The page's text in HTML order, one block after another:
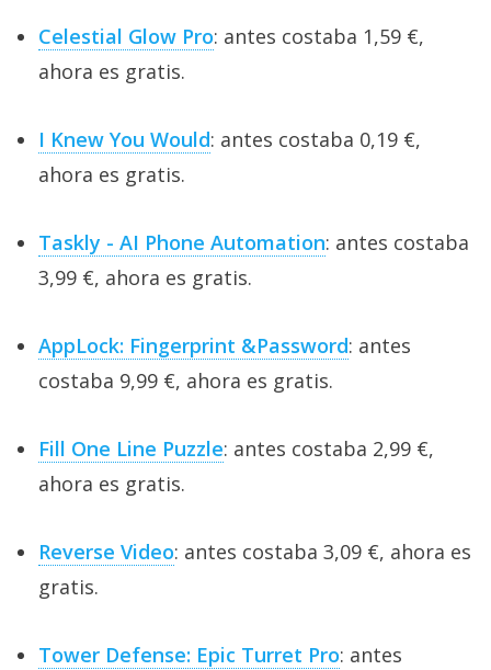
Celestial Glow Pro: antes costaba 1,59 €,
ahora es gratis.
I Knew You Would: antes costaba 0,19 €,
ahora es gratis.
Taskly - AI Phone Automation: antes costaba
3,99 €, ahora es gratis.
AppLock: Fingerprint &Password: antes
costaba 9,99 €, ahora es gratis.
Fill One Line Puzzle: antes costaba 2,99 €,
ahora es gratis.
Reverse Video: antes costaba 3,09 €, ahora es
gratis.
Tower Defense: Epic Turret Pro: antes